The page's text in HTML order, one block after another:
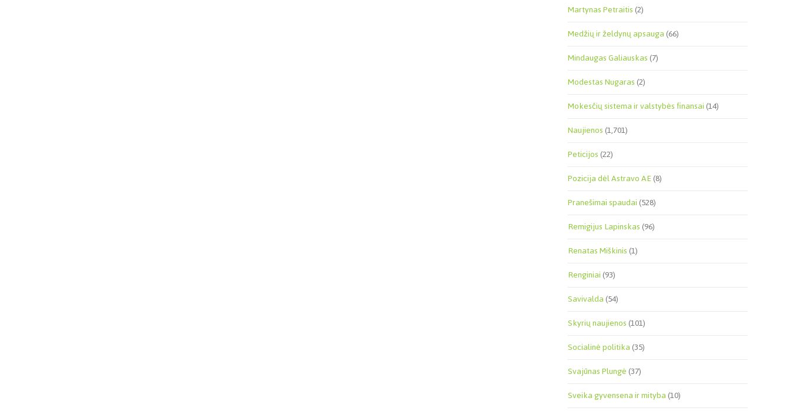
Martynas Petraitis(2)
Medžių ir želdynų apsauga(66)
Mindaugas Galiauskas(7)
Modestas Nugaras(2)
Mokesčių sistema ir valstybės finansai(14)
Naujienos(1,701)
Peticijos(22)
Pozicija dėl Astravo AE(8)
Pranešimai spaudai(528)
Remigijus Lapinskas(96)
Renatas Miškinis(1)
Renginiai(93)
Savivalda(54)
Skyrių naujienos(101)
Socialinė politika(35)
Svajūnas Plungė(37)
Sveika gyvensena ir mityba(10)